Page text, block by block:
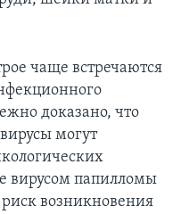
чаще встречаются
доказано, что
могут
вирусом папилломы
риск возникновения